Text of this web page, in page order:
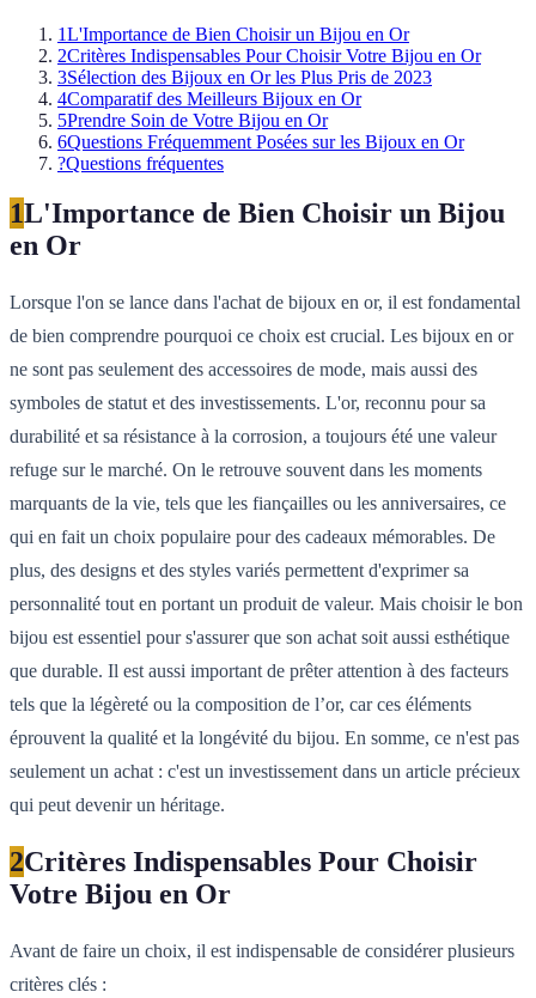
1L'Importance de Bien Choisir un Bijou en Or
2Critères Indispensables Pour Choisir Votre Bijou en Or
3Sélection des Bijoux en Or les Plus Pris de 2023
4Comparatif des Meilleurs Bijoux en Or
5Prendre Soin de Votre Bijou en Or
6Questions Fréquemment Posées sur les Bijoux en Or
?Questions fréquentes
1L'Importance de Bien Choisir un Bijou
en Or
Lorsque l'on se lance dans l'achat de bijoux en or, il est fondamental
de bien comprendre pourquoi ce choix est crucial. Les bijoux en or
ne sont pas seulement des accessoires de mode, mais aussi des
symboles de statut et des investissements. L'or, reconnu pour sa
durabilité et sa résistance à la corrosion, a toujours été une valeur
refuge sur le marché. On le retrouve souvent dans les moments
marquants de la vie, tels que les fiançailles ou les anniversaires, ce
qui en fait un choix populaire pour des cadeaux mémorables. De
plus, des designs et des styles variés permettent d'exprimer sa
personnalité tout en portant un produit de valeur. Mais choisir le bon
bijou est essentiel pour s'assurer que son achat soit aussi esthétique
que durable. Il est aussi important de prêter attention à des facteurs
tels que la légèreté ou la composition de l’or, car ces éléments
éprouvent la qualité et la longévité du bijou. En somme, ce n'est pas
seulement un achat : c'est un investissement dans un article précieux
qui peut devenir un héritage.
2Critères Indispensables Pour Choisir
Votre Bijou en Or
Avant de faire un choix, il est indispensable de considérer plusieurs
critères clés :